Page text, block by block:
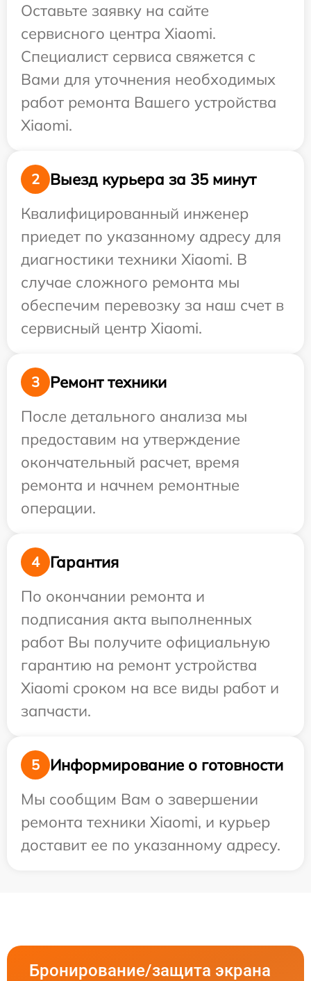
Оставьте заявку на сайте
сервисного центра Xiaomi.
Специалист сервиса свяжется с
Вами для уточнения необходимых
работ ремонта Вашего устройства
Xiaomi.
2
Выезд курьера за 35 минут
Квалифицированный инженер
приедет по указанному адресу для
диагностики техники Xiaomi. В
случае сложного ремонта мы
обеспечим перевозку за наш счет в
сервисный центр Xiaomi.
3
Ремонт техники
После детального анализа мы
предоставим на утверждение
окончательный расчет, время
ремонта и начнем ремонтные
операции.
4
Гарантия
По окончании ремонта и
подписания акта выполненных
работ Вы получите официальную
гарантию на ремонт устройства
Xiaomi сроком на все виды работ и
запчасти.
5
Информирование о готовности
Мы сообщим Вам о завершении
ремонта техники Xiaomi, и курьер
доставит ее по указанному адресу.
Бронирование/защита экрана